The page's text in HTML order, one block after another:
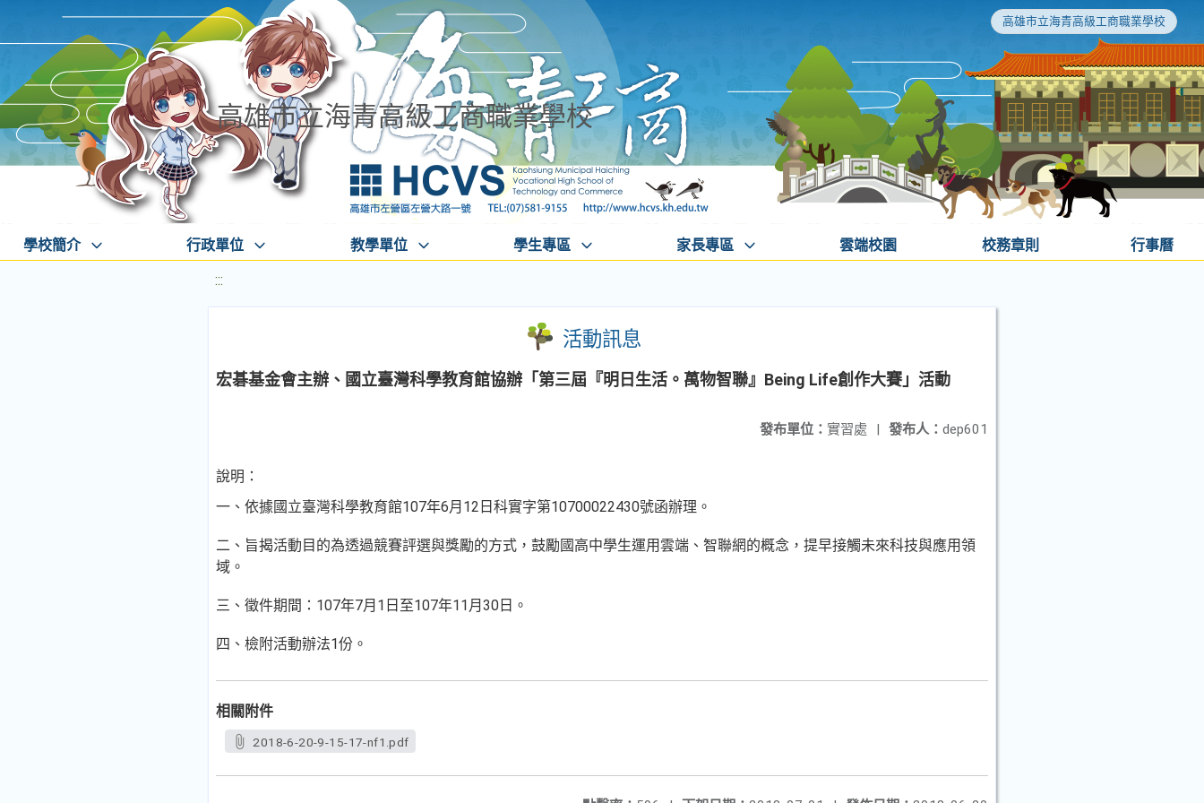
高雄市立海青高級工商職業學校
高雄市立海青高級工商職業學校
學校簡介 行政單位 教學單位 學生專區 家長專區 雲端校園 校務章則 行事曆
:::
活動訊息
宏碁基金會主辦、國立臺灣科學教育館協辦「第三屆『明日生活。萬物智聯』Being Life創作大賽」活動
發布人： dep601
發布單位： 實習處 |
說明：
一、依據國立臺灣科學教育館107年6月12日科實字第10700022430號函辦理。
二、旨揭活動目的為透過競賽評選與獎勵的方式，鼓勵國高中學生運用雲端、智聯網的概念，提早接觸未來科技與應用領
域。
三、徵件期間：107年7月1日至107年11月30日。
四、檢附活動辦法1份。
相關附件
2018-6-20-9-15-17-nf1.pdf